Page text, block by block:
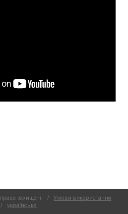
захищені. /
Умови використання
/ украї́нська